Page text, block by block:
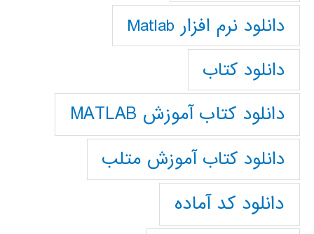
دانلود نرم افزار Matlab
دانلود کتاب
دانلود کتاب آموزش MATLAB
دانلود کتاب آموزش متلب
دانلود کد آماده